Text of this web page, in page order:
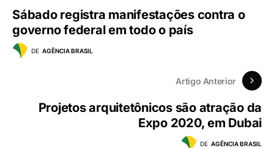
Sábado registra manifestações contra o
governo federal em todo o país
DE AGÊNCIA BRASIL
Artigo Anterior
Projetos arquitetônicos são atração da
Expo 2020, em Dubai
DE AGÊNCIA BRASIL